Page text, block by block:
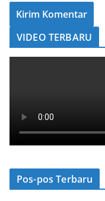
VIDEO TERBARU
Pos-pos Terbaru